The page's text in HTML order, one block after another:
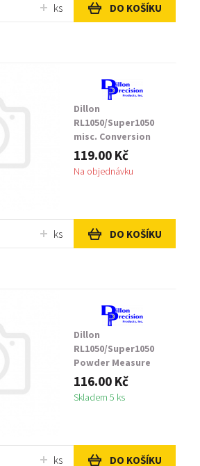
ks DO KOŠÍKU
Dillon
RL1050/Super1050
misc. Conversion
Parts Blue Locator
Tab-Short
119.00 Kč
Na objednávku
ks DO KOŠÍKU
Dillon
RL1050/Super1050
Powder Measure
Assembly Failsafe Rod
Clip
116.00 Kč
Skladem 5 ks
ks DO KOŠÍKU